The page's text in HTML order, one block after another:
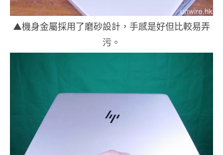
▲機身金屬採用了磨砂設計，手感是好但比較易弄
污。